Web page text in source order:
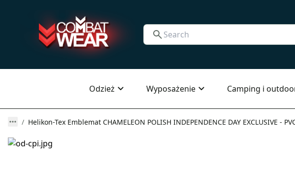
Odzież Wyposażenie Camping i
Helikon-Tex Emblemat CHAMELEON POLISH INDEPENDENCE DAY EXCLUSIVE -